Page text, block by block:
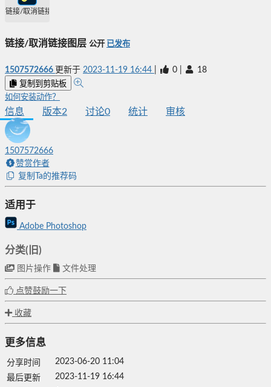
链接/取消链接图层
链接/取消链接图层 公开 已发布
1507572666 更新于 2023-11-19 16:44 0 18
复制到剪贴板
如何安装动作？
信息 版本2 讨论0 统计 审核
1507572666
赞赏作者
复制Ta的推荐码
适用于
Adobe Photoshop
分类(旧)
图片操作 文件处理
点赞鼓励一下
收藏
更多信息
分享时间
2023-06-20 11:04
最后更新
2023-11-19 16:44